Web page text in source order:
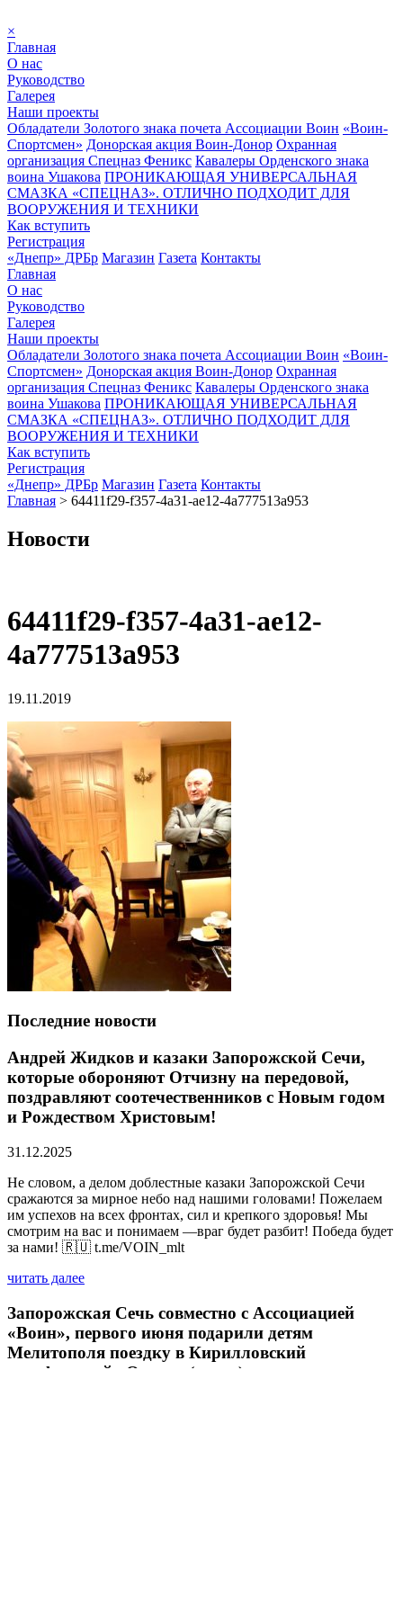
×
Главная
О нас
Руководство
Галерея
Наши проекты
Обладатели Золотого знака почета Ассоциации Воин «Воин-
Спортсмен» Донорская акция Воин-Донор Охранная
организация Спецназ Феникс Кавалеры Орденского знака
воина Ушакова ПРОНИКАЮЩАЯ УНИВЕРСАЛЬНАЯ
СМАЗКА «СПЕЦНАЗ». ОТЛИЧНО ПОДХОДИТ ДЛЯ
ВООРУЖЕНИЯ И ТЕХНИКИ
Как вступить
Регистрация
«Днепр» ДРБр Магазин Газета Контакты
Главная
О нас
Руководство
Галерея
Наши проекты
Обладатели Золотого знака почета Ассоциации Воин «Воин-
Спортсмен» Донорская акция Воин-Донор Охранная
организация Спецназ Феникс Кавалеры Орденского знака
воина Ушакова ПРОНИКАЮЩАЯ УНИВЕРСАЛЬНАЯ
СМАЗКА «СПЕЦНАЗ». ОТЛИЧНО ПОДХОДИТ ДЛЯ
ВООРУЖЕНИЯ И ТЕХНИКИ
Как вступить
Регистрация
«Днепр» ДРБр Магазин Газета Контакты
Главная > 64411f29-f357-4a31-ae12-4a777513a953
Новости
64411f29-f357-4a31-ae12-
4a777513a953
19.11.2019
Последние новости
Андрей Жидков и казаки Запорожской Сечи,
которые обороняют Отчизну на передовой,
поздравляют соотечественников с Новым годом
и Рождеством Христовым!
31.12.2025
Не словом, а делом доблестные казаки Запорожской Сечи
сражаются за мирное небо над нашими головами! Пожелаем
им успехов на всех фронтах, сил и крепкого здоровья! Мы
смотрим на вас и понимаем —враг будет разбит! Победа будет
за нами! 🇷🇺 t.me/VOIN_mlt
читать далее
Запорожская Сечь совместно с Ассоциацией
«Воин», первого июня подарили детям
Мелитополя поездку в Кирилловский
дельфинарий «Оскар» (видео)